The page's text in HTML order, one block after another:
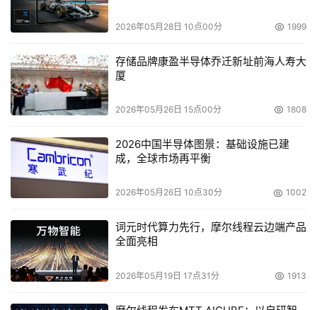
大型机自动磁带库一般采用专有磁带技术（STK9840 、
中有时也会出现混装多厂商磁带机的情况。目前，开放系统
磁带库大都能够同时支持主流磁带机技术（DLT?D 数字线
性磁带、LTO?D 线性磁带开放协议、DAT?D 数字影像磁带
行混装。
6.海纳百川的容量
共同决定的（非压缩总容量＝每盘磁带非压缩容量×最大槽
数）。通常，磁带库按照容量大小分成三个级别：初级、中
级和高级。其中，初级磁带库的容量在几百GB 至几TB，中
2026年05月28日 10点00分 1999
存储品牌康盈半导体乔迁新址前海人寿大
厦
2026年05月26日 15点00分 1808
2026中国半导体图景：基础设施已建
成，全球市场再平衡
2026年05月26日 10点30分 1002
词元时代算力先行，摩尔线程云边端产品
全面亮相
2026年05月19日 17点31分 1913